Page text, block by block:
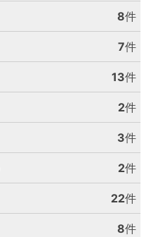
8件
7件
13件
2件
3件
2件
22件
8件